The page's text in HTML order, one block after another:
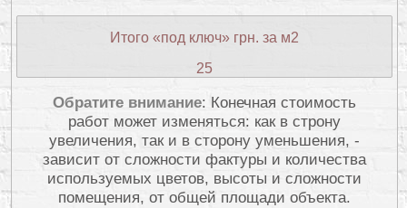
Итого «под ключ» грн. за м2
25
Обратите внимание: Конечная стоимость
работ может изменяться: как в строну
увеличения, так и в сторону уменьшения, -
зависит от сложности фактуры и количества
используемых цветов, высоты и сложности
помещения, от общей площади объекта.